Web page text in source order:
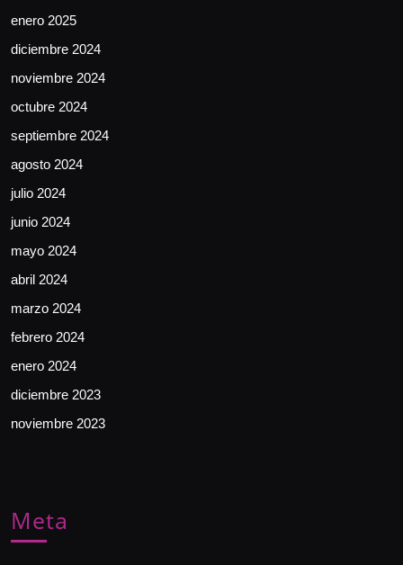
enero 2025
diciembre 2024
noviembre 2024
octubre 2024
septiembre 2024
agosto 2024
julio 2024
junio 2024
mayo 2024
abril 2024
marzo 2024
febrero 2024
enero 2024
diciembre 2023
noviembre 2023
Meta